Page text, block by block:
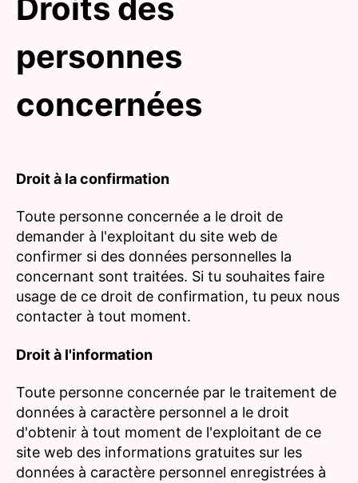
Droits des
personnes
concernées
Droit à la confirmation
Toute personne concernée a le droit de
demander à l'exploitant du site web de
confirmer si des données personnelles la
concernant sont traitées. Si tu souhaites faire
usage de ce droit de confirmation, tu peux nous
contacter à tout moment.
Droit à l'information
Toute personne concernée par le traitement de
données à caractère personnel a le droit
d'obtenir à tout moment de l'exploitant de ce
site web des informations gratuites sur les
données à caractère personnel enregistrées à